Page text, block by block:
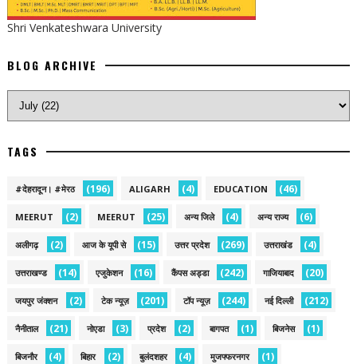
Shri Venkateshwara University
BLOG ARCHIVE
TAGS
#देहरादून। #मेरठ (196) ALIGARH (4) EDUCATION (46)
MEERUT (2) MEERUT (25) अन्य जिले (4) अन्य राज्य (6)
अलीगढ़ (2) आज के यूपी से (15) उत्तर प्रदेश (269) उत्तराखंड (4)
उत्तराखण्ड (14) एजुकेशन (16) कैंपस अड्डा (242) गाजियाबाद (20)
जयपुर जंक्शन (2) टेक न्यूज़ (201) टॉप न्यूज़ (244) नई द‍िल्ली (212)
नैनीताल (21) नोएडा (3) प्रदेश (2) बागपत (1) बिजनेस (1)
बिजनौर (4) बिहार (2) बुलंदशहर (4) मुजफ्फरनगर (1)